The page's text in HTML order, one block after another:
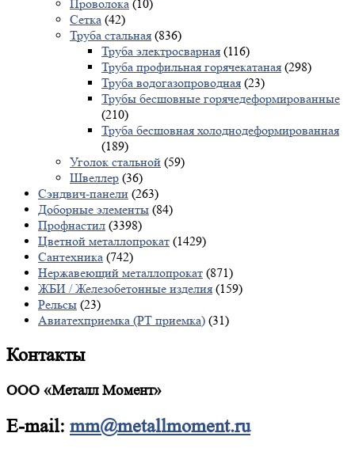
Проволока (10)
Сетка (42)
Труба стальная (836)
Труба электросварная (116)
Труба профильная горячекатаная (298)
Труба водогазопроводная (23)
Трубы бесшовные горячедеформированные
(210)
Труба бесшовная холоднодеформированная
(189)
Уголок стальной (59)
Швеллер (36)
Сэндвич-панели (263)
Доборные элементы (84)
Профнастил (3398)
Цветной металлопрокат (1429)
Сантехника (742)
Нержавеющий металлопрокат (871)
ЖБИ / Железобетонные изделия (159)
Рельсы (23)
Авиатехприемка (РТ приемка) (31)
Контакты
ООО «Металл Момент»
E-mail: mm@metallmoment.ru